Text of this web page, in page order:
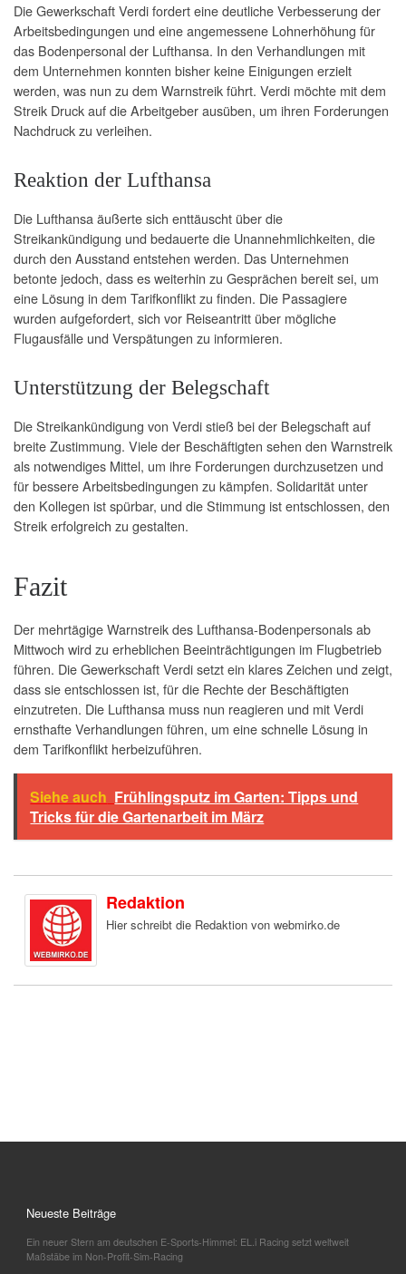
Die Gewerkschaft Verdi fordert eine deutliche Verbesserung der
Arbeitsbedingungen und eine angemessene Lohnerhöhung für
das Bodenpersonal der Lufthansa. In den Verhandlungen mit
dem Unternehmen konnten bisher keine Einigungen erzielt
werden, was nun zu dem Warnstreik führt. Verdi möchte mit dem
Streik Druck auf die Arbeitgeber ausüben, um ihren Forderungen
Nachdruck zu verleihen.
Reaktion der Lufthansa
Die Lufthansa äußerte sich enttäuscht über die
Streikankündigung und bedauerte die Unannehmlichkeiten, die
durch den Ausstand entstehen werden. Das Unternehmen
betonte jedoch, dass es weiterhin zu Gesprächen bereit sei, um
eine Lösung in dem Tarifkonflikt zu finden. Die Passagiere
wurden aufgefordert, sich vor Reiseantritt über mögliche
Flugausfälle und Verspätungen zu informieren.
Unterstützung der Belegschaft
Die Streikankündigung von Verdi stieß bei der Belegschaft auf
breite Zustimmung. Viele der Beschäftigten sehen den Warnstreik
als notwendiges Mittel, um ihre Forderungen durchzusetzen und
für bessere Arbeitsbedingungen zu kämpfen. Solidarität unter
den Kollegen ist spürbar, und die Stimmung ist entschlossen, den
Streik erfolgreich zu gestalten.
Fazit
Der mehrtägige Warnstreik des Lufthansa-Bodenpersonals ab
Mittwoch wird zu erheblichen Beeinträchtigungen im Flugbetrieb
führen. Die Gewerkschaft Verdi setzt ein klares Zeichen und zeigt,
dass sie entschlossen ist, für die Rechte der Beschäftigten
einzutreten. Die Lufthansa muss nun reagieren und mit Verdi
ernsthafte Verhandlungen führen, um eine schnelle Lösung in
dem Tarifkonflikt herbeizuführen.
Siehe auch Frühlingsputz im Garten: Tipps und
Tricks für die Gartenarbeit im März
Redaktion
Hier schreibt die Redaktion von webmirko.de
Neueste Beiträge
Ein neuer Stern am deutschen E-Sports-Himmel: EL.i Racing setzt weltweit
Maßstäbe im Non-Profit-Sim-Racing